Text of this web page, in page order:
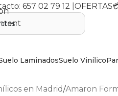
657 02 79 12 OFERTAS
LaminadosSuelo Vinílico
en Madrid Amaron